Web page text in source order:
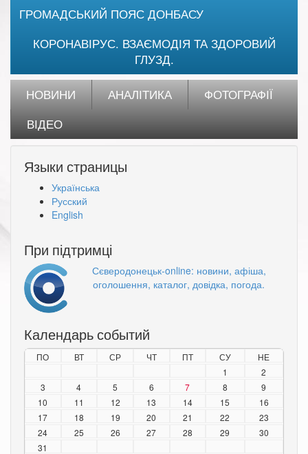
ГРОМАДСЬКИЙ ПОЯС ДОНБАСУ
КОРОНАВІРУС. ВЗАЄМОДІЯ ТА ЗДОРОВИЙ
ГЛУЗД.
НОВИНИ АНАЛІТИКА
ФОТОГРАФІЇ
ВІДЕО
Языки страницы
Українська
Русский
English
При підтримці
Сєверодонецьк-online: новини, афіша,
оголошення, каталог, довідка, погода.
Календарь событий
ПО ВТ СР ЧТ ПТ СУ
НЕ
1
2
3
4 5 6 7 8
9
10
11 12 13 14 15
16
17
18 19 20 21 22
23
24
25 26 27 28 29
30
31